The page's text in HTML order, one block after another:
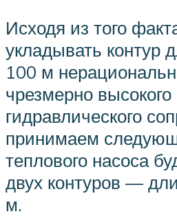
Исходя из того
укладывать контур
100 м
чрезмерно высокого
гидравлического
принимаем
теплового насоса
двух контуров —
м.